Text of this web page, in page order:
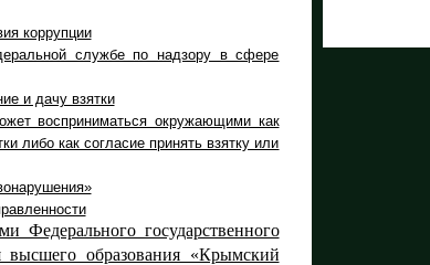
коррупции
службе по надзору в сфере
и дачу взятки
восприниматься окружающими как
либо как согласие принять взятку или
Федерального государственного
высшего образования «Крымский